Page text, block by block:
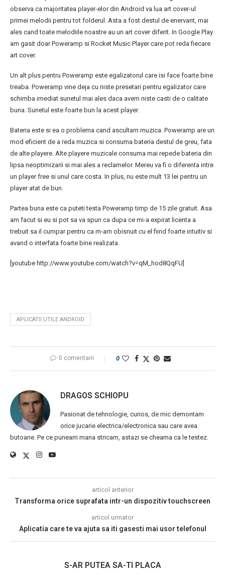
observa ca majoritatea player-elor din Android va lua art cover-ul
primei melodii pentru tot folderul. Asta a fost destul de enervant, mai
ales cand toate melodiile noastre au un art cover diferit. In Google Play
am gasit doar Poweramp si Rocket Music Player care pot reda fiecare
art cover.
Un alt plus pentru Poweramp este egalizatorul care isi face foarte bine
treaba. Poweramp vine deja cu niste presetari pentru egalizator care
schimba imediat sunetul mai ales daca avem niste casti de o calitate
buna. Sunetul este foarte bun la acest player.
Bateria este si ea o problema cand ascultam muzica. Poweramp are un
mod eficient de a reda muzica si consuma bateria destul de greu, fata
de alte playere. Alte playere muzicale consuma mai repede bateria din
lipsa neoptimizarii si mai ales a reclamelor. Mereu va fi o diferenta intre
un player free si unul care costa. In plus, nu este mult 13 lei pentru un
player atat de bun.
Partea buna este ca puteti testa Poweramp timp de 15 zile gratuit. Asa
am facut si eu si pot sa va spun ca dupa ce mi-a expirat licenta a
trebuit sa il cumpar pentru ca m-am obisnuit cu el fiind foarte intuitiv si
avand o interfata foarte bine realizata.
[youtube http://www.youtube.com/watch?v=qM_hod8QqFU]
APLICATII UTILE ANDROID
0 comentarii 0
DRAGOS SCHIOPU
Pasionat de tehnologie, curios, de mic demontam
orice jucarie electrica/electronica sau care avea
butoane. Pe ce puneam mana stricam, astazi se cheama ca le testez.
articol anterior
Transforma orice suprafata intr-un dispozitiv touchscreen
articol urmator
Aplicatia care te va ajuta sa iti gasesti mai usor telefonul
S-AR PUTEA SA-TI PLACA